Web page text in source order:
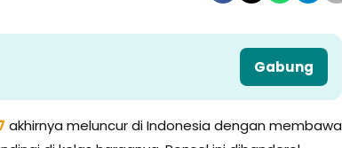
Gabung
akhirnya meluncur di Indonesia dengan membawa